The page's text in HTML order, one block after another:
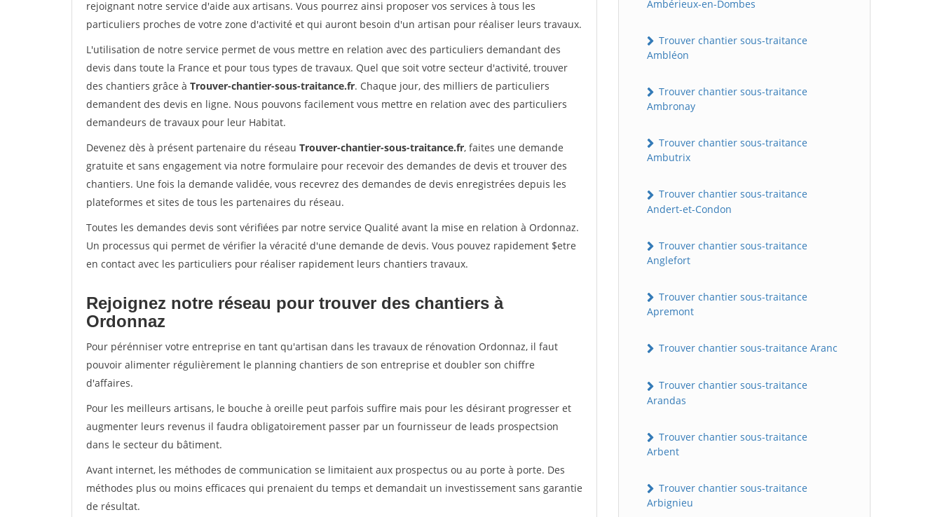
rejoignant notre service d'aide aux artisans. Vous pourrez ainsi proposer vos services à tous les
particuliers proches de votre zone d'activité et qui auront besoin d'un artisan pour réaliser leurs travaux.
L'utilisation de notre service permet de vous mettre en relation avec des particuliers demandant des
devis dans toute la France et pour tous types de travaux. Quel que soit votre secteur d'activité, trouver
des chantiers grâce à Trouver-chantier-sous-traitance.fr. Chaque jour, des milliers de particuliers
demandent des devis en ligne. Nous pouvons facilement vous mettre en relation avec des particuliers
demandeurs de travaux pour leur Habitat.
Devenez dès à présent partenaire du réseau Trouver-chantier-sous-traitance.fr, faites une demande
gratuite et sans engagement via notre formulaire pour recevoir des demandes de devis et trouver des
chantiers. Une fois la demande validée, vous recevrez des demandes de devis enregistrées depuis les
plateformes et sites de tous les partenaires du réseau.
Toutes les demandes devis sont vérifiées par notre service Qualité avant la mise en relation à Ordonnaz.
Un processus qui permet de vérifier la véracité d'une demande de devis. Vous pouvez rapidement $etre
en contact avec les particuliers pour réaliser rapidement leurs chantiers travaux.
Rejoignez notre réseau pour trouver des chantiers à
Ordonnaz
Pour pérénniser votre entreprise en tant qu'artisan dans les travaux de rénovation Ordonnaz, il faut
pouvoir alimenter régulièrement le planning chantiers de son entreprise et doubler son chiffre
d'affaires.
Pour les meilleurs artisans, le bouche à oreille peut parfois suffire mais pour les désirant progresser et
augmenter leurs revenus il faudra obligatoirement passer par un fournisseur de leads prospectsion
dans le secteur du bâtiment.
Avant internet, les méthodes de communication se limitaient aux prospectus ou au porte à porte. Des
méthodes plus ou moins efficaces qui prenaient du temps et demandait un investissement sans garantie
de résultat.
Ambérieux-en-Dombes
Trouver chantier sous-traitance
Ambléon
Trouver chantier sous-traitance
Ambronay
Trouver chantier sous-traitance
Ambutrix
Trouver chantier sous-traitance
Andert-et-Condon
Trouver chantier sous-traitance
Anglefort
Trouver chantier sous-traitance
Apremont
Trouver chantier sous-traitance Aranc
Trouver chantier sous-traitance
Arandas
Trouver chantier sous-traitance
Arbent
Trouver chantier sous-traitance
Arbignieu